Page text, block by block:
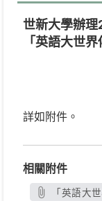
世新大學辦
「英語大世
詳如附件。
相關附件
「英語大